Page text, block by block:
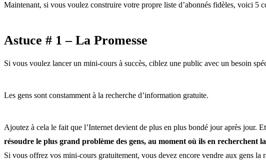
Maintenant, si vous voulez construire votre propre liste d’abonnés fidèles, voici 5
Astuce # 1 – La Promesse
Si vous voulez lancer un mini-cours à succès, ciblez une public avec un besoin
Les gens sont constamment à la recherche d’information gratuite.
Ajoutez à cela le fait que l’Internet devient de plus en plus bondé jour après jour.
résoudre le plus grand problème des gens, au moment où ils en recherchent
Si vous offrez vos mini-cours gratuitement, vous devez encore vendre aux gens